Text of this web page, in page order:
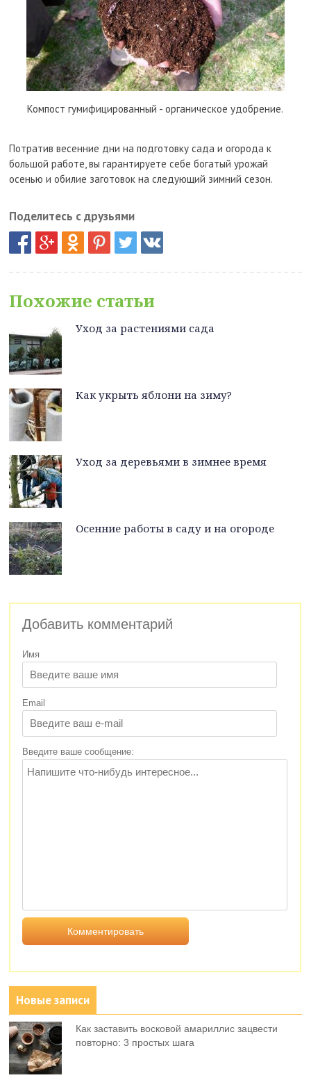
Компост гумифицированный - органическое удобрение.
Потратив весенние дни на подготовку сада и огорода к
большой работе, вы гарантируете себе богатый урожай
осенью и обилие заготовок на следующий зимний сезон.
Поделитесь с друзьями
Похожие статьи
Уход за растениями сада
Как укрыть яблони на зиму?
Уход за деревьями в зимнее время
Осенние работы в саду и на огороде
Добавить комментарий
Имя
Email
Введите ваше сообщение:
Новые записи
Как заставить восковой амариллис зацвести
повторно: 3 простых шага